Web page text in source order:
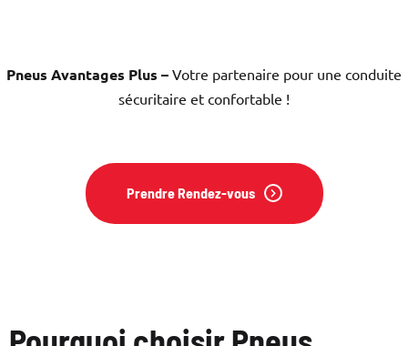
Pneus Avantages Plus – Votre partenaire pour une conduite
sécuritaire et confortable !
Prendre Rendez-vous